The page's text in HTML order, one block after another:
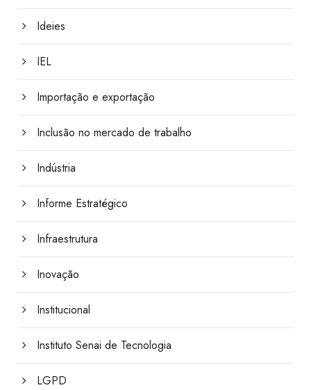
Ideies
IEL
Importação e exportação
Inclusão no mercado de trabalho
Indústria
Informe Estratégico
Infraestrutura
Inovação
Institucional
Instituto Senai de Tecnologia
LGPD